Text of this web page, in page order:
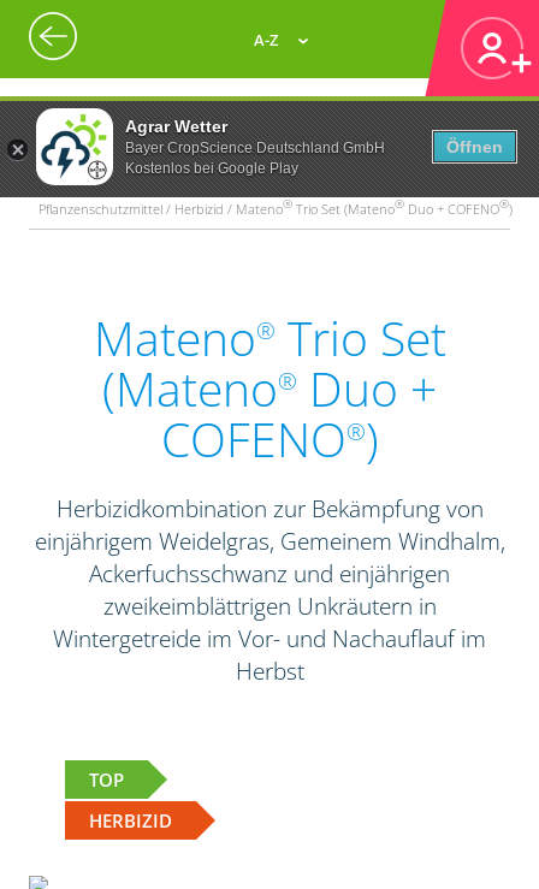
Agrar Wetter
Bayer CropScience Deutschland GmbH
Kostenlos bei Google Play
Öffnen
A-Z
Pflanzenschutzmittel / Herbizid / Mateno® Trio Set (Mateno® Duo + COFENO®)
Mateno® Trio Set
(Mateno® Duo +
COFENO®)
Herbizidkombination zur Bekämpfung von
einjährigem Weidelgras, Gemeinem Windhalm,
Ackerfuchsschwanz und einjährigen
zweikeimblättrigen Unkräutern in
Wintergetreide im Vor- und Nachauflauf im
Herbst
TOP
HERBIZID